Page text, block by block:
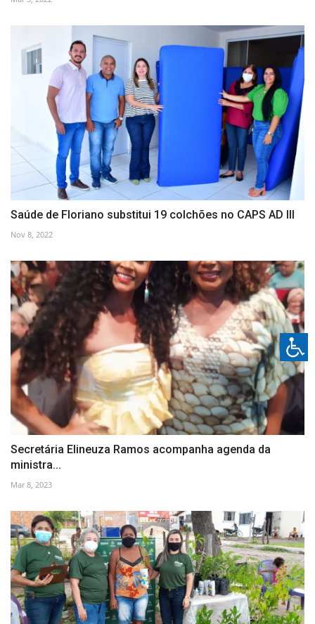
Saúde de Floriano substitui 19 colchões no CAPS AD III
Nov 8, 2022
Secretária Elineuza Ramos acompanha agenda da
ministra...
Mar 8, 2023